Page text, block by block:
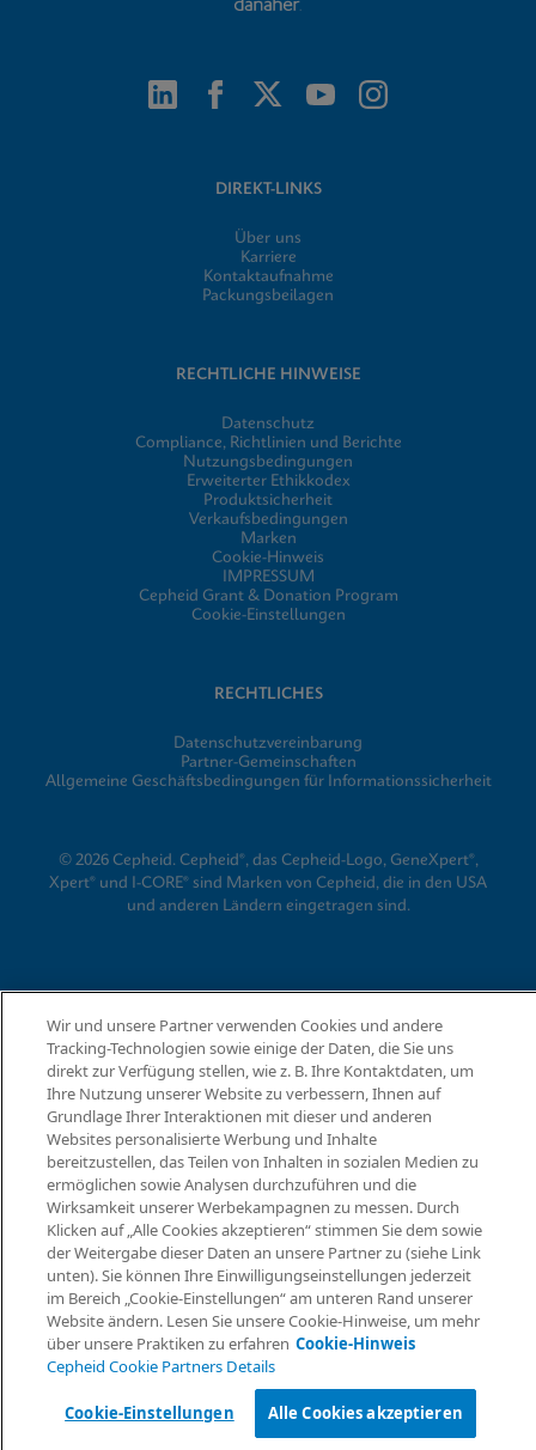
DIREKT-LINKS
Über uns
Karriere
Kontaktaufnahme
Packungsbeilagen
RECHTLICHE HINWEISE
Datenschutz
Compliance, Richtlinien und Berichte
Nutzungsbedingungen
Erweiterter Ethikkodex
Produktsicherheit
Verkaufsbedingungen
Marken
Cookie-Hinweis
IMPRESSUM
Cepheid Grant & Donation Program
Cookie-Einstellungen
RECHTLICHES
Datenschutzvereinbarung
Partner-Gemeinschaften
Allgemeine Geschäftsbedingungen für Informationssicherheit
© 2026 Cepheid. Cepheid®, das Cepheid-Logo, GeneXpert®,
Xpert® und I-CORE® sind Marken von Cepheid, die in den USA
und anderen Ländern eingetragen sind.
Wir und unsere Partner verwenden Cookies und andere
Tracking-Technologien sowie einige der Daten, die Sie uns
direkt zur Verfügung stellen, wie z. B. Ihre Kontaktdaten, um
Ihre Nutzung unserer Website zu verbessern, Ihnen auf
Grundlage Ihrer Interaktionen mit dieser und anderen
Websites personalisierte Werbung und Inhalte
bereitzustellen, das Teilen von Inhalten in sozialen Medien zu
ermöglichen sowie Analysen durchzuführen und die
Wirksamkeit unserer Werbekampagnen zu messen. Durch
Klicken auf „Alle Cookies akzeptieren“ stimmen Sie dem sowie
der Weitergabe dieser Daten an unsere Partner zu (siehe Link
unten). Sie können Ihre Einwilligungseinstellungen jederzeit
im Bereich „Cookie-Einstellungen“ am unteren Rand unserer
Website ändern. Lesen Sie unsere Cookie-Hinweise, um mehr
über unsere Praktiken zu erfahren Cookie-Hinweis
Cepheid Cookie Partners Details
Cookie-Einstellungen Alle Cookies akzeptieren